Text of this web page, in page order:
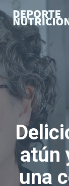
al
contenido
atún
una